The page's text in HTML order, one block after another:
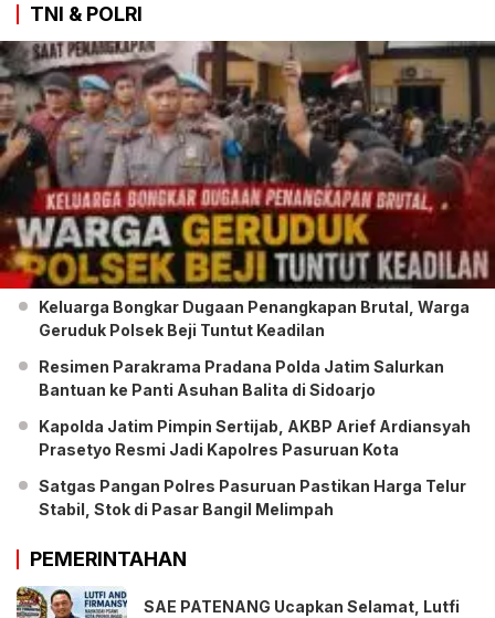
TNI & POLRI
Keluarga Bongkar Dugaan Penangkapan Brutal, Warga
Geruduk Polsek Beji Tuntut Keadilan
Resimen Parakrama Pradana Polda Jatim Salurkan
Bantuan ke Panti Asuhan Balita di Sidoarjo
Kapolda Jatim Pimpin Sertijab, AKBP Arief Ardiansyah
Prasetyo Resmi Jadi Kapolres Pasuruan Kota
Satgas Pangan Polres Pasuruan Pastikan Harga Telur
Stabil, Stok di Pasar Bangil Melimpah
PEMERINTAHAN
SAE PATENANG Ucapkan Selamat, Lutfi